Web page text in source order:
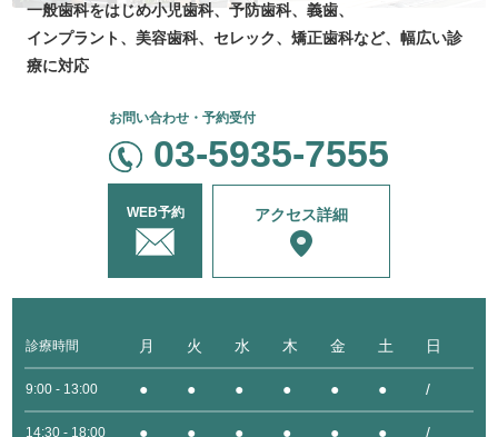
一般歯科をはじめ小児歯科、 予防歯科、 義歯、
インプラント、美容歯科、セレック、 矯正歯科など、 幅広い診
療に対応
お問い合わせ・予約受付
03-5935-7555
WEB予約 アクセス詳細
診療時間 月 火 水 木 金 土 日
9:00 - 13:00 ● ● ● ● ● ● /
14:30 - 18:00 ● ● ● ● ● ● /